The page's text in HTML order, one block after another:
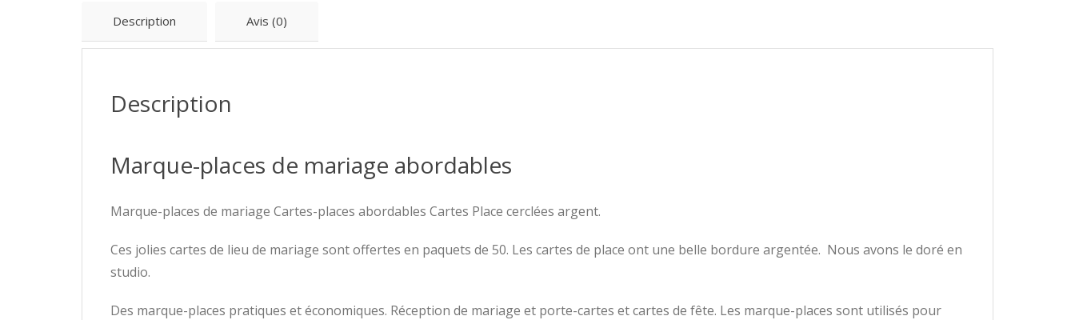
Description Avis (0)
Description
Marque-places de mariage abordables
Marque-places de mariage Cartes-places abordables Cartes Place cerclées argent.
Ces jolies cartes de lieu de mariage sont offertes en paquets de 50. Les cartes de place ont une belle bordure argentée. Nous avons le doré en
studio.
Des marque-places pratiques et économiques. Réception de mariage et porte-cartes et cartes de fête. Les marque-places sont utilisés pour